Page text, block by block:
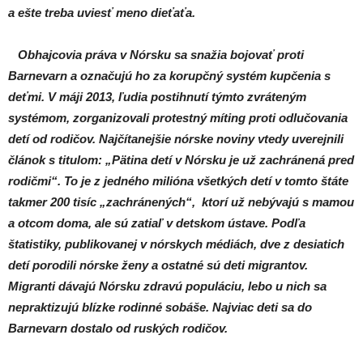
a ešte treba uviesť meno dieťaťa.
Obhajcovia práva v Nórsku sa snažia bojovať proti
Barnevarn a označujú ho za korupčný systém kupčenia s
deťmi. V máji 2013, ľudia postihnutí týmto zvráteným
systémom, zorganizovali protestný míting proti odlučovania
detí od rodičov. Najčítanejšie nórske noviny vtedy uverejnili
článok s titulom: „Pätina detí v Nórsku je už zachránená pred
rodičmi“. To je z jedného milióna všetkých detí v tomto štáte
takmer 200 tisíc „zachránených“, ktorí už nebývajú s mamou
a otcom doma, ale sú zatiaľ v detskom ústave. Podľa
štatistiky, publikovanej v nórskych médiách, dve z desiatich
detí porodili nórske ženy a ostatné sú deti migrantov.
Migranti dávajú Nórsku zdravú populáciu, lebo u nich sa
nepraktizujú blízke rodinné sobáše. Najviac deti sa do
Barnevarn dostalo od ruských rodičov.